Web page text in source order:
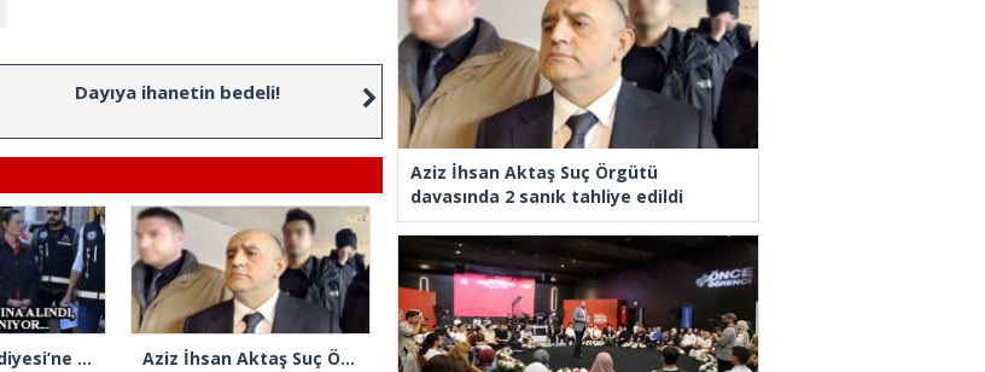
Dayıya ihanetin bedeli!
Kuşadası Belediyesi’ne yeni operasyon: 15 gözaltı, 7 şüpheli aranıyor Aziz İhsan Aktaş Suç Örgütü davasında 2 sanık tahliye edildi
Aziz İhsan Aktaş Suç Örgütü
davasında 2 sanık tahliye edildi